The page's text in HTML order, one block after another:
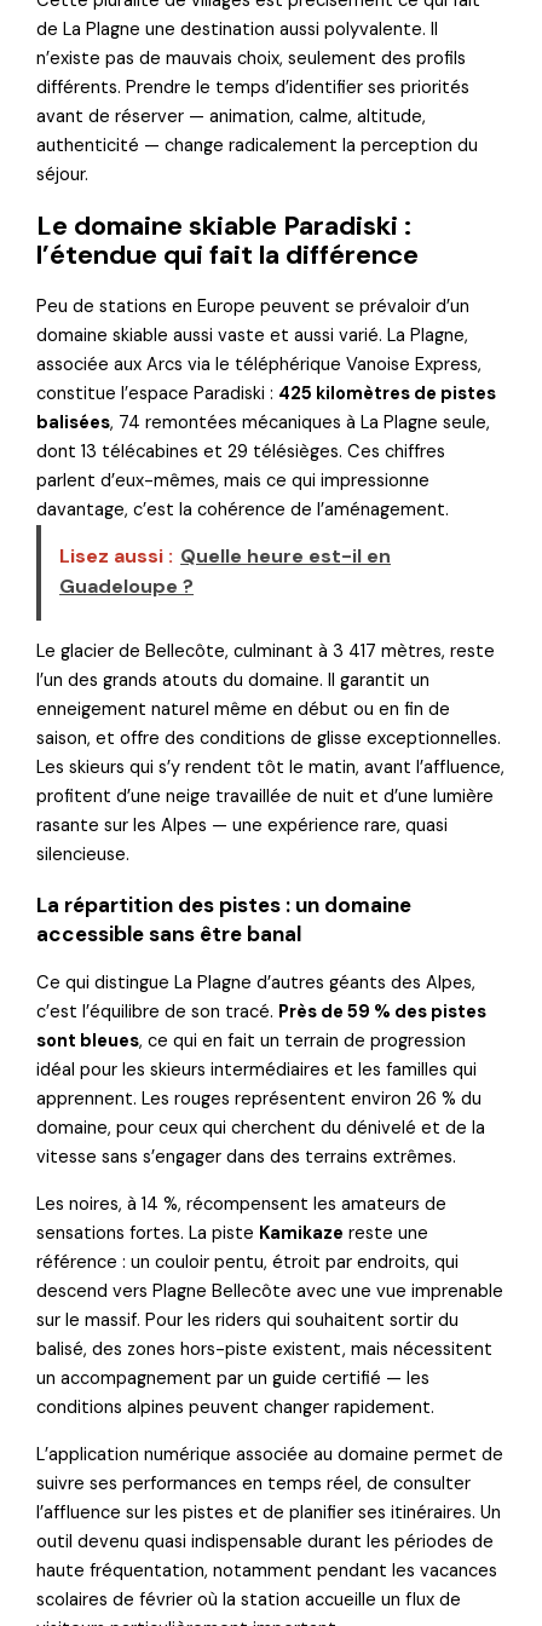
de La Plagne une destination aussi polyvalente. Il
n’existe pas de mauvais choix, seulement des profils
différents. Prendre le temps d’identifier ses priorités
avant de réserver — animation, calme, altitude,
authenticité — change radicalement la perception du
séjour.
Le domaine skiable Paradiski :
l’étendue qui fait la différence
Peu de stations en Europe peuvent se prévaloir d’un
domaine skiable aussi vaste et aussi varié. La Plagne,
associée aux Arcs via le téléphérique Vanoise Express,
constitue l’espace Paradiski : 425 kilomètres de pistes
balisées, 74 remontées mécaniques à La Plagne seule,
dont 13 télécabines et 29 télésièges. Ces chiffres
parlent d’eux-mêmes, mais ce qui impressionne
davantage, c’est la cohérence de l’aménagement.
Lisez aussi : Quelle heure est-il en
Guadeloupe ?
Le glacier de Bellecôte, culminant à 3 417 mètres, reste
l’un des grands atouts du domaine. Il garantit un
enneigement naturel même en début ou en fin de
saison, et offre des conditions de glisse exceptionnelles.
Les skieurs qui s’y rendent tôt le matin, avant l’affluence,
profitent d’une neige travaillée de nuit et d’une lumière
rasante sur les Alpes — une expérience rare, quasi
silencieuse.
La répartition des pistes : un domaine
accessible sans être banal
Ce qui distingue La Plagne d’autres géants des Alpes,
c’est l’équilibre de son tracé. Près de 59 % des pistes
sont bleues, ce qui en fait un terrain de progression
idéal pour les skieurs intermédiaires et les familles qui
apprennent. Les rouges représentent environ 26 % du
domaine, pour ceux qui cherchent du dénivelé et de la
vitesse sans s’engager dans des terrains extrêmes.
Les noires, à 14 %, récompensent les amateurs de
sensations fortes. La piste Kamikaze reste une
référence : un couloir pentu, étroit par endroits, qui
descend vers Plagne Bellecôte avec une vue imprenable
sur le massif. Pour les riders qui souhaitent sortir du
balisé, des zones hors-piste existent, mais nécessitent
un accompagnement par un guide certifié — les
conditions alpines peuvent changer rapidement.
L’application numérique associée au domaine permet de
suivre ses performances en temps réel, de consulter
l’affluence sur les pistes et de planifier ses itinéraires. Un
outil devenu quasi indispensable durant les périodes de
haute fréquentation, notamment pendant les vacances
scolaires de février où la station accueille un flux de